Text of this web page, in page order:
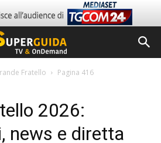
Fratello Pagina 416
2026:
news e diretta